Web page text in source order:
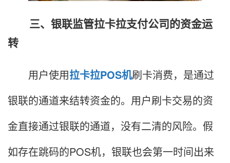
三、银联监管拉卡拉支付公司的资金运
转
用户使用拉卡拉POS机刷卡消费，是通过
银联的通道来结转资金的。用户刷卡交易的资
金直接通过银联的通道，没有二清的风险。假
如存在跳码的POS机，银联也会第一时间出来